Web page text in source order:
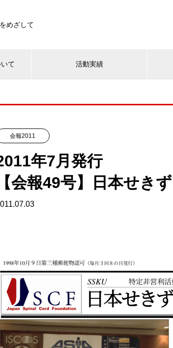
めざして
て 活動実績
会報2011
年7月発行
【会報49号】日本せき